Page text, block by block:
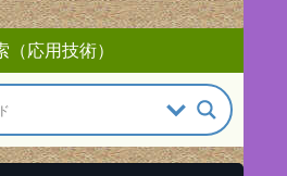
（応用技術）